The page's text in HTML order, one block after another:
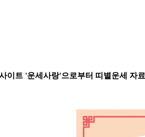
이트 '운세사랑'으로부터 띠별운세 자